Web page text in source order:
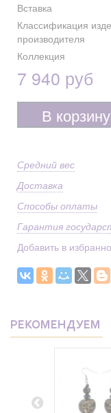
Вставка
Классификация
производителя
Коллекция
7 940 руб
В корзину
Средний вес
Доставка
Способы оплаты
Гарантия
Добавить в
РЕКОМЕНДУЕМ